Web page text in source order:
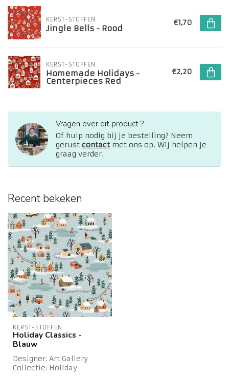
KERST-STOFFEN
Jingle Bells - Rood
€1,70
KERST-STOFFEN
Homemade Holidays -
Centerpieces Red
€2,20
Vragen over dit product ?
Of hulp nodig bij je bestelling? Neem
gerust contactmet ons op. Wij helpen je
graag verder.
Recent bekeken
KERST-STOFFEN
Holiday Classics -
Blauw
Designer: Art Gallery
Collectie: Holiday